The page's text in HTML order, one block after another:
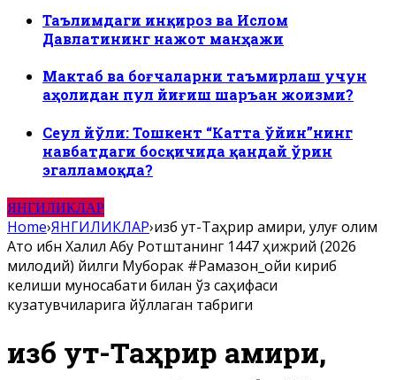
Таълимдаги инқироз ва Ислом
Давлатининг нажот манҳажи
Мактаб ва боғчаларни таъмирлаш учун
аҳолидан пул йиғиш шаръан жоизми?
Сеул йўли: Тошкент “Катта ўйин”нинг
навбатдаги босқичида қандай ўрин
эгалламоқда?
ЯНГИЛИКЛАР
Home›ЯНГИЛИКЛАР›Ҳизб ут-Таҳрир амири, улуғ олим
Ато ибн Халил Абу Ротштанинг 1447 ҳижрий (2026
милодий) йилги Муборак #Рамазон_ойи кириб
келиши муносабати билан ўз саҳифаси
кузатувчиларига йўллаган табриги
Ҳизб ут-Таҳрир амири,